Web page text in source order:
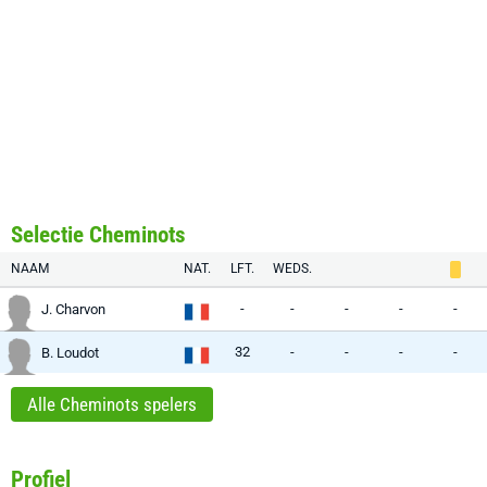
Selectie Cheminots
NAAM NAT. LFT. WEDS.
J. Charvon - - - - -
B. Loudot 32 - - - -
Alle Cheminots spelers
Profiel